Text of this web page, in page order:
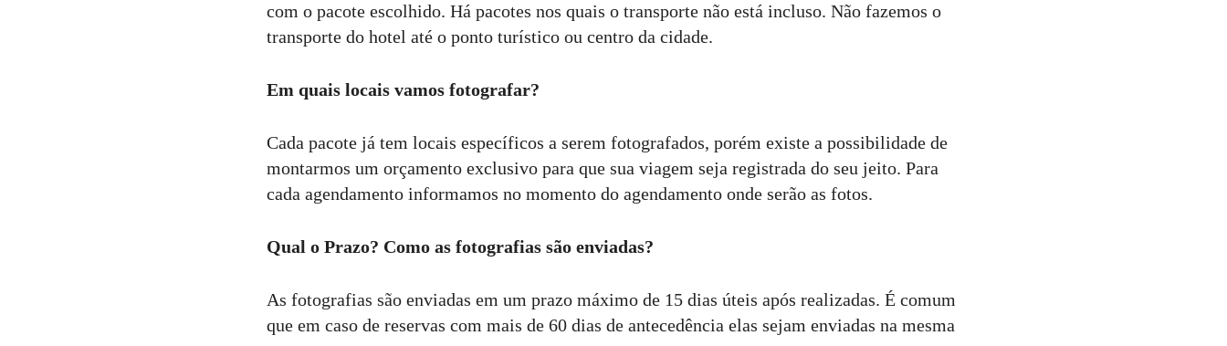
com o pacote escolhido. Há pacotes nos quais o transporte não está incluso. Não fazemos o
transporte do hotel até o ponto turístico ou centro da cidade.
Em quais locais vamos fotografar?
Cada pacote já tem locais específicos a serem fotografados, porém existe a possibilidade de
montarmos um orçamento exclusivo para que sua viagem seja registrada do seu jeito. Para
cada agendamento informamos no momento do agendamento onde serão as fotos.
Qual o Prazo? Como as fotografias são enviadas?
As fotografias são enviadas em um prazo máximo de 15 dias úteis após realizadas. É comum
que em caso de reservas com mais de 60 dias de antecedência elas sejam enviadas na mesma